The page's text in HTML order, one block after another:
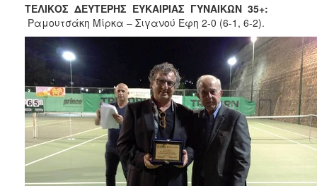
ΤΕΛΙΚΟΣ ΔΕΥΤΕΡΗΣ ΕΥΚΑΙΡΙΑΣ ΓΥΝΑΙΚΩΝ 35+:
Ραμουτσάκη Μίρκα – Σιγανού Έφη 2-0 (6-1, 6-2).